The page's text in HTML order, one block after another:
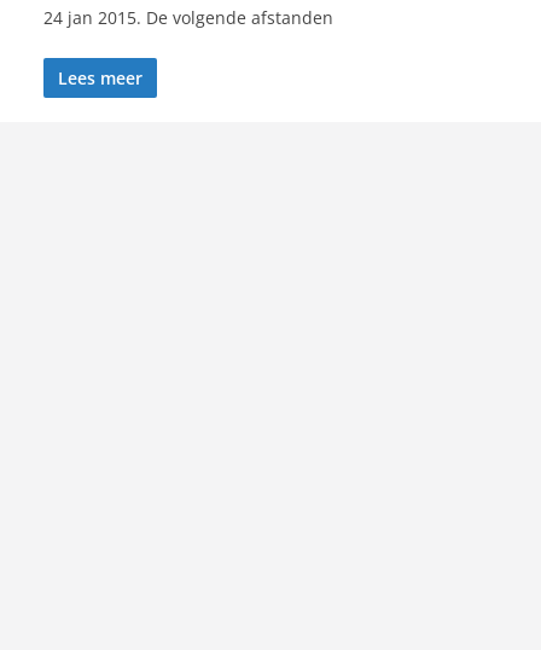
24 jan 2015. De volgende afstanden
Lees meer